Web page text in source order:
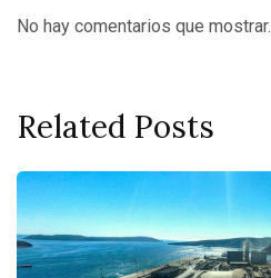
No hay comentarios que mostrar.
Related Posts